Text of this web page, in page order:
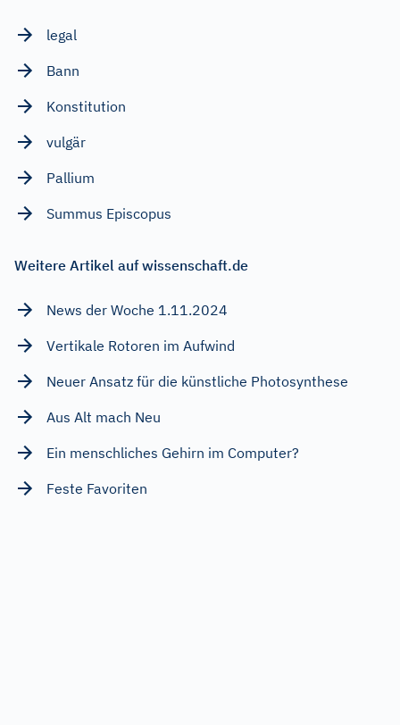
legal
Bann
Konstitution
vulgär
Pallium
Summus Episcopus
Weitere Artikel auf wissenschaft.de
News der Woche 1.11.2024
Vertikale Rotoren im Aufwind
Neuer Ansatz für die künstliche Photosynthese
Aus Alt mach Neu
Ein menschliches Gehirn im Computer?
Feste Favoriten